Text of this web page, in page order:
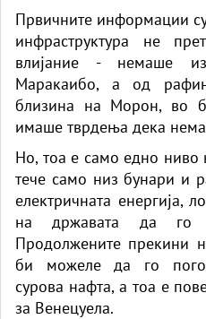
Првичните информации
инфраструктура не
влијание - немаше
Маракаибо, а од
близина на Морон, во
имаше тврдења дека
Но, тоа е само едно ниво
тече само низ бунари и
електричната енергија,
на државата да го
Продолжените прекини
би можеле да го
сурова нафта, а тоа е
за Венецуела.